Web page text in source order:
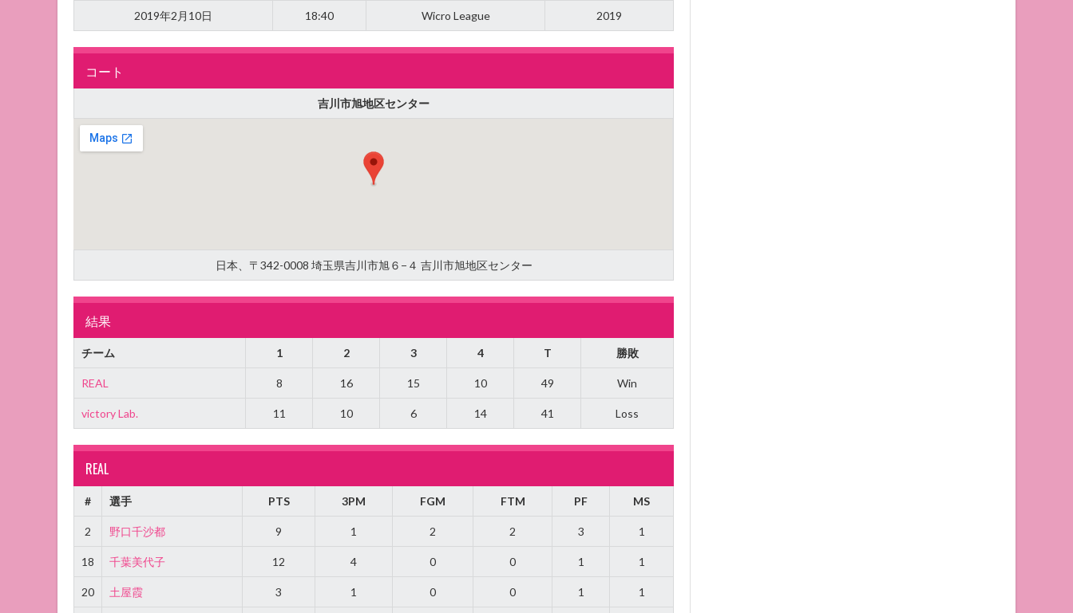
2019年2月10日 18:40 Wicro League 2019
コート
吉川市旭地区センター
日本、〒342-0008 埼玉県吉川市旭６−４ 吉川市旭地区センター
結果
チーム 1 2 3 4 T 勝敗
REAL 8 16 15 10 49 Win
victory Lab. 11 10 6 14 41 Loss
REAL
# 選手 PTS 3PM FGM FTM PF MS
2 野口千沙都 9 1 2 2 3 1
18 千葉美代子 12 4 0 0 1 1
20 土屋霞 3 1 0 0 1 1